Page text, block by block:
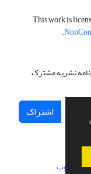
This work is
.
نشریه مشترک
اشتراک
سیناوب